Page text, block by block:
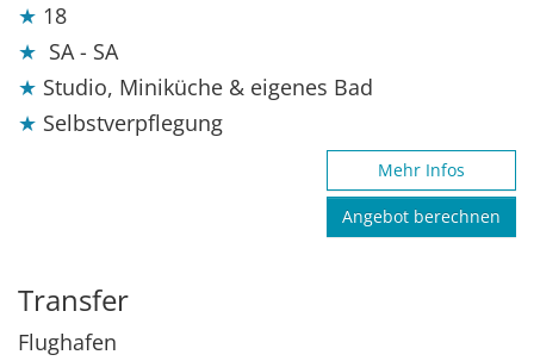
18
SA - SA
Studio, Miniküche & eigenes Bad
Selbstverpflegung
Mehr Infos
Angebot berechnen
Transfer
Flughafen